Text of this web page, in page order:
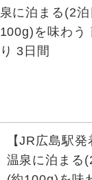
【JR広島駅
温泉に泊まる